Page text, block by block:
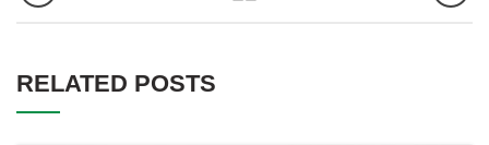
RELATED POSTS